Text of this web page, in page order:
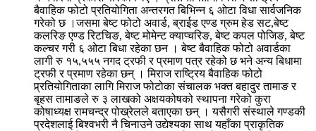
बैवाहिक फोटो प्रतियोगिता अन्तरगत बिभिन्न ६ ओटा विधा सार्वजनिक
गरेको छ ।जसमा बेष्ट फोटो अवार्ड, ब्राईड एण्ड ग्रुम हेड सट,बेष्ट
कलरिङ एण्ड रिटचिङ, बेष्ट मोमेन्ट क्याप्चरिङ, बेष्ट कपल पोजिङ, बेष्ट
कल्चर गरी ६ ओटा बिधा रहेका छन । बेष्ट बैवाहिक फोटो अवार्डका
लागी रु १५,५५५ नगद ट्रफी र प्रमाण पत्र रहेको छ भने अन्य बिधामा
ट्रफी र प्रमाण रहेका छन् । मिराज राष्ट्रिय बैवाहिक फोटो
प्र्रतियोगिताका लागि मिराज फोटोका संचालक भक्त बहादुर तामाङ र
बृहस तामाङले रु ३ लाखको अक्षयकोषको स्थापना गरेको कुरा
कोषाध्यक्ष रामचन्द्र पोख्रेलले बताएका छन् । यसैगरी संस्थाले गण्डकी
प्रदेशलाई बिश्वभरी नै चिनाउने उद्येश्यका साथ यहाँका प्राकृतिक